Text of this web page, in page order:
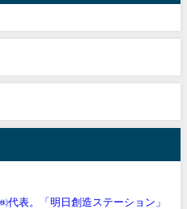
代表。「明日創造ステーション」